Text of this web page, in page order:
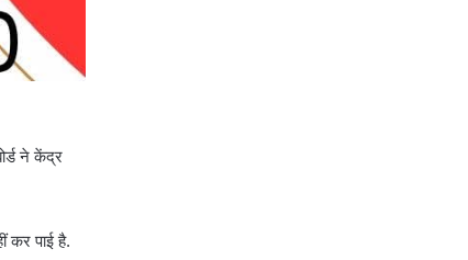
ने केंद्र
कर पाई है.